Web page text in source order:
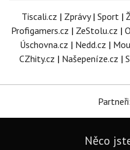
Tiscali.cz | Zprávy| Sport |
Profigamers.cz | ZeStolu.cz |
Úschovna.cz | Nedd.cz |
CZhity.cz | Našepeníze.cz |
Něco